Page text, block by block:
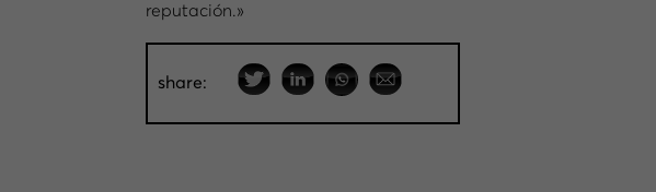
reputación.»
share: